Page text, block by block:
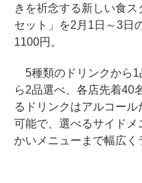
きを祈念する新しい食
セット」を2月1日～3日
1100円。
5種類のドリンクから1
ら2品選べ、各店先着40
るドリンクはアルコー
可能で、選べるサイド
かいメニューまで幅広く